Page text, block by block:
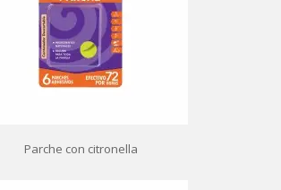
Parche con citronella